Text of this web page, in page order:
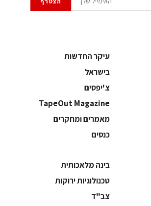
עיקר החדשות
בישראל
צ'יפסים
TapeOut Magazine
מאמרים ומחקרים
כנסים
בינה מלאכותית
‫טכנולוגיות ירוקות‬
‫צב"ד‬